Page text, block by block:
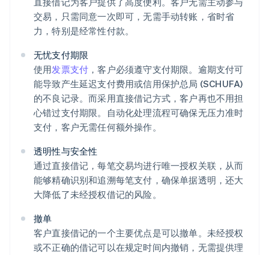
交易，只需同意一次即可，无需手动转账，省时省
力，特别是经常性付款。
无忧支付期限
使用发票支付 ，客户必须遵守支付期限。逾期支付可
能导致产生延迟支付费用或信用保护总局 (SCHUFA)
的不良记录。而采用直接借记方式，客户再也不用担
心错过支付期限。自动化处理流程可确保无压力准时
支付，客户无需任何额外操作。
透明性与安全性
通过直接借记，每笔交易均进行唯一授权关联，从而
能够精确识别和追溯每笔支付，确保单据透明，还大
大降低了未经授权借记的风险。
撤单
客户直接借记的一个主要优点是可以撤单。未经授权
或不正确的借记可以在规定时间内撤销，无需提供理